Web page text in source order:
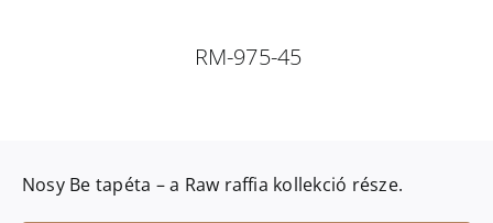
RM-975-45
Nosy Be tapéta – a Raw raffia kollekció része.